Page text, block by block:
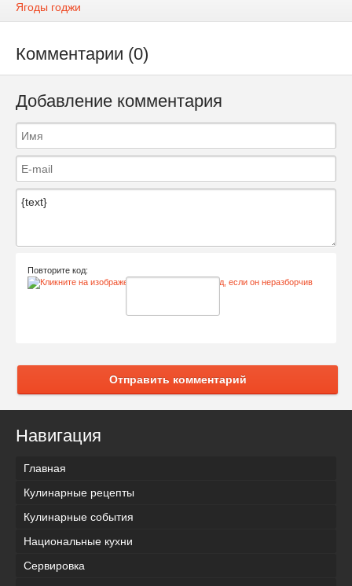
Ягоды годжи
Комментарии (0)
Добавление комментария
Повторите код:
Отправить комментарий
Навигация
Главная
Кулинарные рецепты
Кулинарные события
Национальные кухни
Сервировка